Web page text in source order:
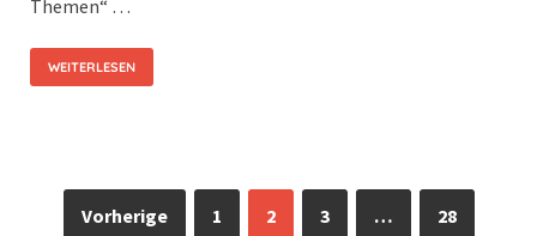
Themen“ …
WEITERLESEN
Vorherige 1 2 3 … 28